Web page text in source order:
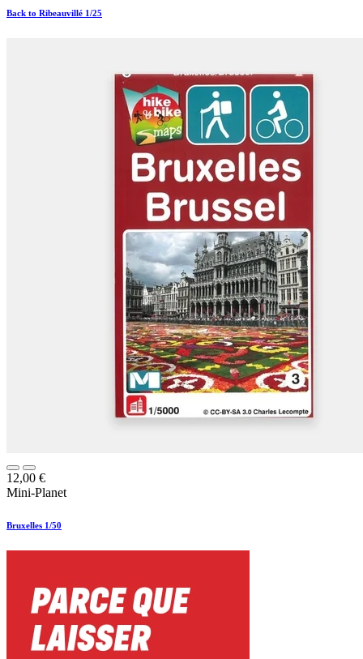
Back to Ribeauvillé 1/25
12,00 €
Mini-Planet
Bruxelles 1/50